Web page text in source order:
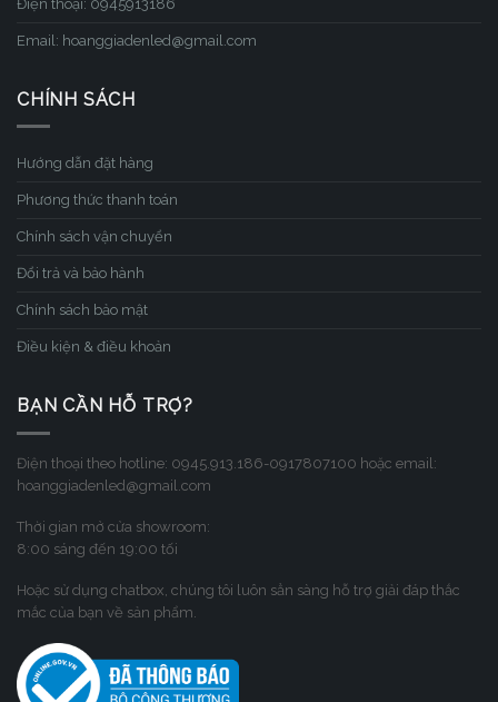
Điện thoại: 0945913186
Email: hoanggiadenled@gmail.com
CHÍNH SÁCH
Hướng dẫn đặt hàng
Phương thức thanh toán
Chính sách vận chuyển
Đổi trả và bảo hành
Chính sách bảo mật
Điều kiện & điều khoản
BẠN CẦN HỖ TRỢ?
Điện thoại theo hotline: 0945.913.186-0917807100 hoặc email:
hoanggiadenled@gmail.com
Thời gian mở cửa showroom:
8:00 sáng đến 19:00 tối
Hoặc sử dụng chatbox, chúng tôi luôn sẳn sàng hỗ trợ giải đáp thắc
mắc của bạn về sản phẩm.